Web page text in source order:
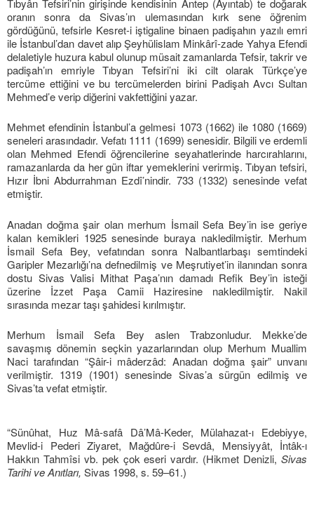
Tıbyân Tefsiri’nin girişinde kendisinin Antep (Ayıntab) te doğarak
oranın sonra da Sivas’ın ulemasından kırk sene öğrenim
gördüğünü, tefsirle Kesret-i iştigaline binaen padişahın yazılı emri
ile İstanbul’dan davet alıp Şeyhülislam Minkârî-zade Yahya Efendi
delaletiyle huzura kabul olunup müsait zamanlarda Tefsir, takrir ve
padişah’ın emriyle Tıbyan Tefsiri’ni iki cilt olarak Türkçe’ye
tercüme ettiğini ve bu tercümelerden birini Padişah Avcı Sultan
Mehmed’e verip diğerini vakfettiğini yazar.
Mehmet efendinin İstanbul’a gelmesi 1073 (1662) ile 1080 (1669)
seneleri arasındadır. Vefatı 1111 (1699) senesidir. Bilgili ve erdemli
olan Mehmed Efendi öğrencilerine seyahatlerinde harcırahlarını,
ramazanlarda da her gün iftar yemeklerini verirmiş. Tıbyan tefsiri,
Hızır İbni Abdurrahman Ezdî’nindir. 733 (1332) senesinde vefat
etmiştir.
Anadan doğma şair olan merhum İsmail Sefa Bey’in ise geriye
kalan kemikleri 1925 senesinde buraya nakledilmiştir. Merhum
İsmail Sefa Bey, vefatından sonra Nalbantlarbaşı semtindeki
Garipler Mezarlığı’na defnedilmiş ve Meşrutiyet’in ilanından sonra
dostu Sivas Valisi Mithat Paşa’nın damadı Refik Bey’in isteği
üzerine İzzet Paşa Camii Haziresine nakledilmiştir. Nakil
sırasında mezar taşı şahidesi kırılmıştır.
Merhum İsmail Sefa Bey aslen Trabzonludur. Mekke’de
savaşmış dönemin seçkin yazarlarından olup Merhum Muallim
Naci tarafından “Şâir-i mâderzâd: Anadan doğma şair” unvanı
verilmiştir. 1319 (1901) senesinde Sivas’a sürgün edilmiş ve
Sivas’ta vefat etmiştir.
“Sünûhat, Huz Mâ-safâ Dâ’Mâ-Keder, Mülahazat-ı Edebiyye,
Mevlid-i Pederi Ziyaret, Mağdûre-i Sevdâ, Mensiyyât, İntâk-ı
Hakkın Tahmîsi vb. pek çok eseri vardır. (Hikmet Denizli, Sivas
Tarihi ve Anıtları, Sivas 1998, s. 59–61.)